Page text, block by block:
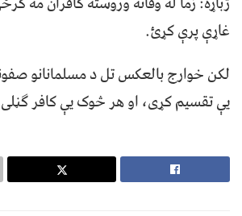
غاړې پرې کړئ.
لکن خوارج بالعکس تل د مسلمانانو
یې تقسیم کړی، او هر څوک یې کافر